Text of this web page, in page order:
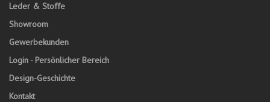
Leder & Stoffe
Showroom
Gewerbekunden
Login - Persönlicher Bereich
Design-Geschichte
Kontakt